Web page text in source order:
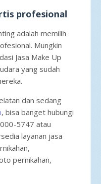
profesional
adalah memilih
Mungkin
Jasa Make Up
yang sudah
dan sedang
, bisa banget hubungi
5747 atau
layanan jasa
pernikahan,